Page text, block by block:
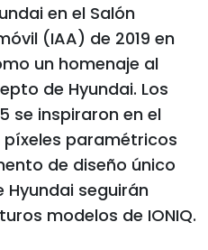
en el Salón
(IAA) de 2019 en
un homenaje al
de Hyundai. Los
se inspiraron en el
paramétricos
de diseño único
Hyundai seguirán
modelos de IONIQ.